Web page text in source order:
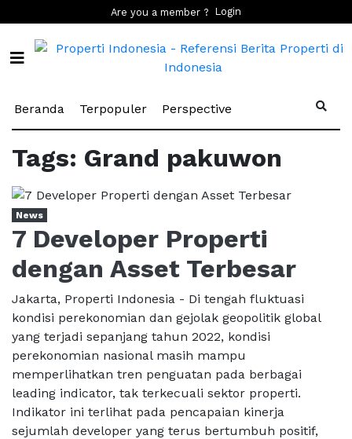
Are you a member ? Login
Beranda (current)
Terpopuler(current)
Perspective
Tags: Grand pakuwon
News
7 Developer Properti
dengan Asset Terbesar
Jakarta, Properti Indonesia - Di tengah fluktuasi
kondisi perekonomian dan gejolak geopolitik global
yang terjadi sepanjang tahun 2022, kondisi
perekonomian nasional masih mampu
memperlihatkan tren penguatan pada berbagai
leading indicator, tak terkecuali sektor properti.
Indikator ini terlihat pada pencapaian kinerja
sejumlah developer yang terus bertumbuh positif,